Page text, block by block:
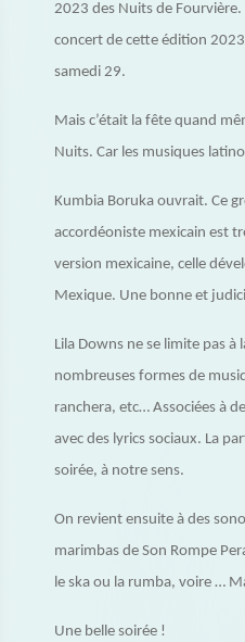
2023 des Nuits de
concert de cette édition
samedi 29.
Mais c’était la fête quand
Nuits. Car les musiques
Kumbia Boruka ouvrait. Ce
accordéoniste mexicain est
version mexicaine, celle
Mexique. Une bonne et
Lila Downs ne se limite pas à
nombreuses formes de
ranchera, etc… Associées à
avec des lyrics sociaux. La
soirée, à notre sens.
On revient ensuite à des
marimbas de Son Rompe
le ska ou la rumba, voire …
Une belle soirée !